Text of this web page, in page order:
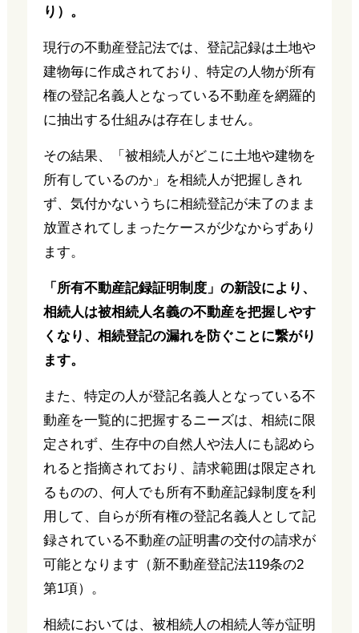
り）。
現行の不動産登記法では、登記記録は土地や
建物毎に作成されており、特定の人物が所有
権の登記名義人となっている不動産を網羅的
に抽出する仕組みは存在しません。
その結果、「被相続人がどこに土地や建物を
所有しているのか」を相続人が把握しきれ
ず、気付かないうちに相続登記が未了のまま
放置されてしまったケースが少なからずあり
ます。
「所有不動産記録証明制度」の新設により、
相続人は被相続人名義の不動産を把握しやす
くなり、相続登記の漏れを防ぐことに繋がり
ます。
また、特定の人が登記名義人となっている不
動産を一覧的に把握するニーズは、相続に限
定されず、生存中の自然人や法人にも認めら
れると指摘されており、請求範囲は限定され
るものの、何人でも所有不動産記録制度を利
用して、自らが所有権の登記名義人として記
録されている不動産の証明書の交付の請求が
可能となります（新不動産登記法119条の2
第1項）。
相続においては、被相続人の相続人等が証明